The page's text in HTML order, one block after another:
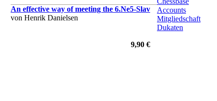
An effective way of meeting the 6.Ne5-Slav
von Henrik Danielsen
9,90 €
Accounts
Mitgliedschaft
Dukaten